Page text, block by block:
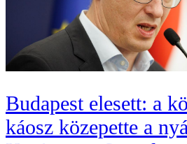
Budapest elesett: a
káosz közepette a